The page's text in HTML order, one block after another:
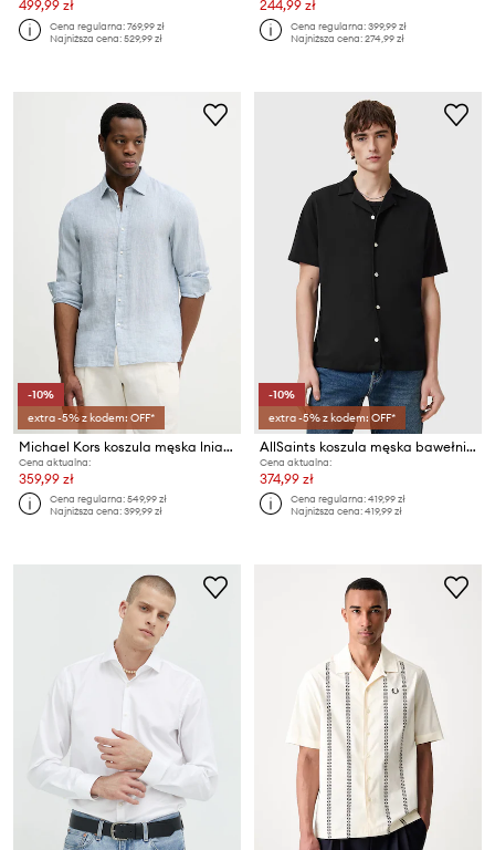
499,99 zł
Cena regularna:769,99 zł
Najniższa cena:529,99 zł
244,99 zł
Cena regularna:399,99 zł
Najniższa cena:274,99 zł
-10%
extra -5% z kodem: OFF*
Michael Kors koszula męska lniana
Cena aktualna:
359,99 zł
Cena regularna:549,99 zł
Najniższa cena:399,99 zł
-10%
extra -5% z kodem: OFF*
AllSaints koszula męska bawełniana HUDSON
Cena aktualna:
374,99 zł
Cena regularna:419,99 zł
Najniższa cena:419,99 zł